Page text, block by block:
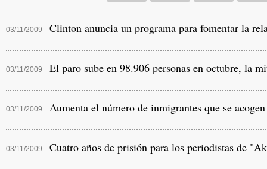
03/11/2009 Clinton anuncia un programa para fomentar la
03/11/2009 El paro sube en 98.906 personas en octubre, la
03/11/2009 Aumenta el número de inmigrantes que se
03/11/2009 Cuatro años de prisión para los periodistas de